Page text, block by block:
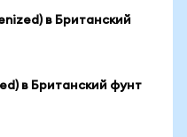
в Британский
в Британский фунт